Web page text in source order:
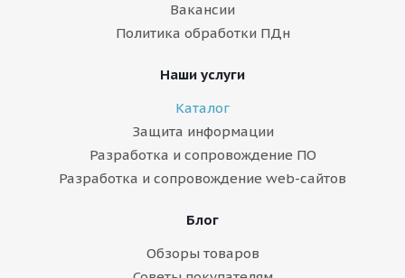
Вакансии
Политика обработки ПДн
Наши услуги
Каталог
Защита информации
Разработка и сопровождение ПО
Разработка и сопровождение web-сайтов
Блог
Обзоры товаров